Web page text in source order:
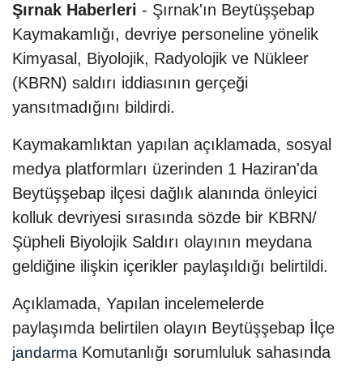
Şırnak Haberleri - Şırnak'ın Beytüşşebap
Kaymakamlığı, devriye personeline yönelik
Kimyasal, Biyolojik, Radyolojik ve Nükleer
(KBRN) saldırı iddiasının gerçeği
yansıtmadığını bildirdi.
Kaymakamlıktan yapılan açıklamada, sosyal
medya platformları üzerinden 1 Haziran'da
Beytüşşebap ilçesi dağlık alanında önleyici
kolluk devriyesi sırasında sözde bir KBRN/
Şüpheli Biyolojik Saldırı olayının meydana
geldiğine ilişkin içerikler paylaşıldığı belirtildi.
Açıklamada, Yapılan incelemelerde
paylaşımda belirtilen olayın Beytüşşebap İlçe
jandarma Komutanlığı sorumluluk sahasında